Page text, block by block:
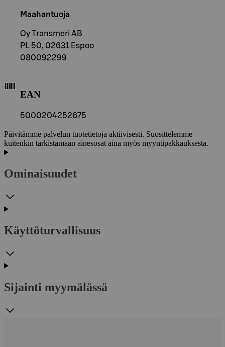
Maahantuoja
Oy Transmeri AB
PL 50, 02631 Espoo
080092299
EAN
5000204252675
Päivitämme palvelun tuotetietoja aktiivisesti. Suosittelemme
kuitenkin tarkistamaan ainesosat aina myös myyntipakkauksesta.
Ominaisuudet
Käyttöturvallisuus
Sijainti myymälässä